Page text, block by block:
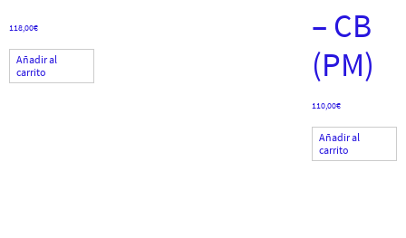
118,00€
Añadir al
carrito
– CB
(PM)
110,00€
Añadir al
carrito